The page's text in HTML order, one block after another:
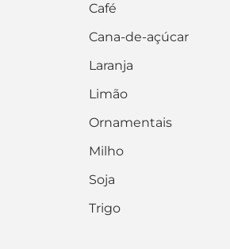
Café
Cana-de-açúcar
Laranja
Limão
Ornamentais
Milho
Soja
Trigo